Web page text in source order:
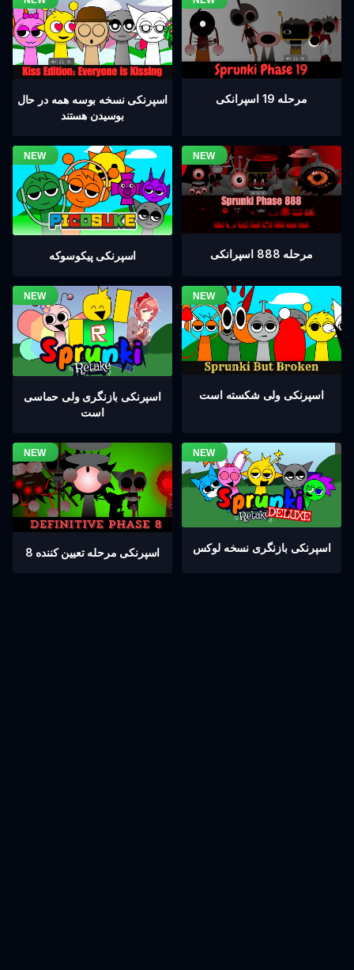
اسپرنکی نسخه بوسه همه در حال
بوسیدن هستند
مرحله 19 اسپرانکی
اسپرنکی پیکوسوکه مرحله 888 اسپرانکی
اسپرنکی بازنگری ولی حماسی
است
اسپرنکی ولی شکسته است
اسپرنکی مرحله تعیین کننده 8 اسپرنکی بازنگری نسخه لوکس